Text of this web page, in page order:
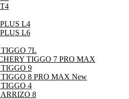
L4
L6
7L
TIGGO 7 PRO MAX
9
8 PRO MAX New
4
8